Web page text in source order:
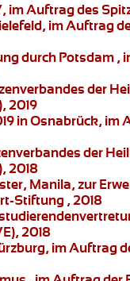
im Auftrag des
, im Auftrag
durch Potsdam ,
der
2019
in Osnabrück, im
der
2018
Manila, zur
Stiftung , 2018
2018
, im Auftrag